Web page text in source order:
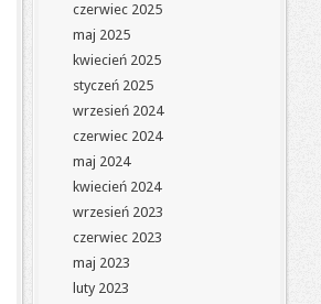
czerwiec 2025
maj 2025
kwiecień 2025
styczeń 2025
wrzesień 2024
czerwiec 2024
maj 2024
kwiecień 2024
wrzesień 2023
czerwiec 2023
maj 2023
luty 2023